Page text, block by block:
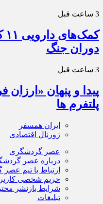
3 ساعت قبل
دوران جنگ
3 ساعت قبل
پیدا و پنهان
پلتفرم ها
ایران همسفر
ژورنال اقتصادی
عصر گردشگری
درباره عصر
ارتباط با تیم
حریم شخصی
شرایط بازنشر
تبلیغات